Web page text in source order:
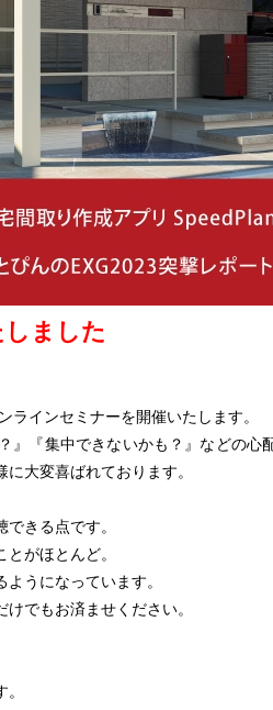
ました
インセミナーを開催いたします。
』『集中できないかも？』などの心
大変喜ばれております。
きる点です。
がほとんど。
うになっています。
でもお済ませください。